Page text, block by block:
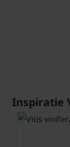
Inspiratie